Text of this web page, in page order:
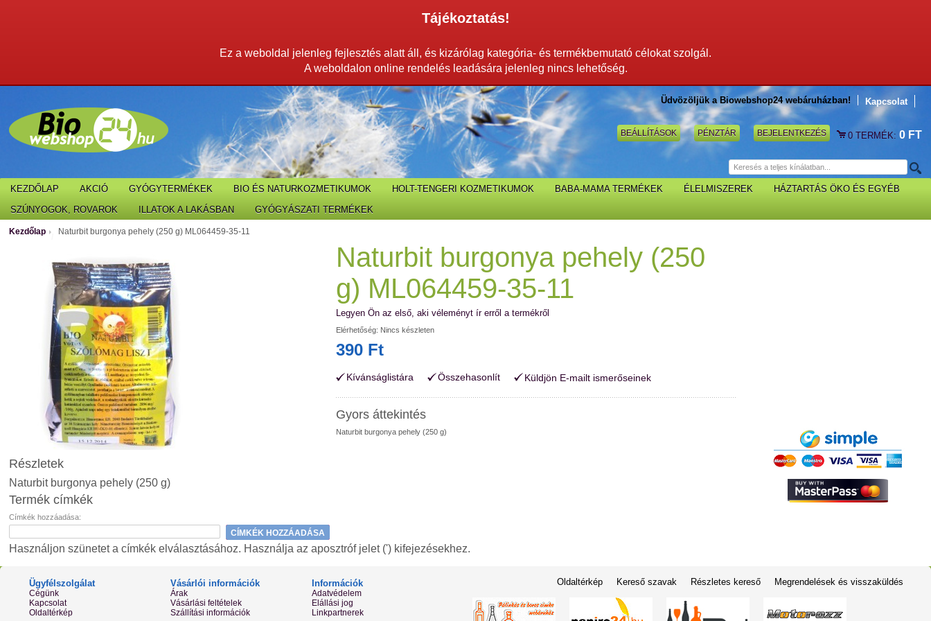
Tájékoztatás!
Ez a weboldal jelenleg fejlesztés alatt áll, és kizárólag kategória- és termékbemutató célokat szolgál.
A weboldalon online rendelés leadására jelenleg nincs lehetőség.
Üdvözöljük a Biowebshop24 webáruházban! Kapcsolat
0TERMÉK: 0 FT
BEÁLLÍTÁSOK PÉNZTÁR BEJELENTKEZÉS
KEZDŐLAP AKCIÓ GYÓGYTERMÉKEK BIO ÉS NATURKOZMETIKUMOK HOLT-TENGERI KOZMETIKUMOK BABA-MAMA TERMÉKEK ÉLELMISZEREK
HÁZTARTÁS ÖKO ÉS EGYÉB
SZÚNYOGOK, ROVAROK
ILLATOK A LAKÁSBAN GYÓGYÁSZATI TERMÉKEK
Kezdőlap Naturbit burgonya pehely (250 g) ML064459-35-11
Naturbit burgonya pehely (250
g) ML064459-35-11
Legyen Ön az első, aki véleményt ír erről a termékről
Elérhetőség: Nincs készleten
390 Ft
Kívánságlistára Összehasonlít Küldjön E-mailt ismerőseinek
Gyors áttekintés
Naturbit burgonya pehely (250 g)
Részletek
Naturbit burgonya pehely (250 g)
Termék címkék
Címkék hozzáadása:
CÍMKÉK HOZZÁADÁSA
Használjon szünetet a címkék elválasztásához. Használja az aposztróf jelet (') kifejezésekhez.
Ügyfélszolgálat
Cégünk
Kapcsolat
Oldaltérkép
Vásárlói információk
Árak
Vásárlási feltételek
Szállítási információk
Információk
Adatvédelem
Elállási jog
Linkpartnerek
Oldaltérkép Kereső szavak Részletes kereső Megrendelések és visszaküldés